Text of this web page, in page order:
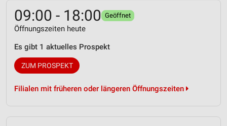
09:00 - 18:00 Geöffnet
Öffnungszeiten heute
Es gibt 1 aktuelles Prospekt
ZUM PROSPEKT
Filialen mit früheren oder längeren Öffnungszeiten